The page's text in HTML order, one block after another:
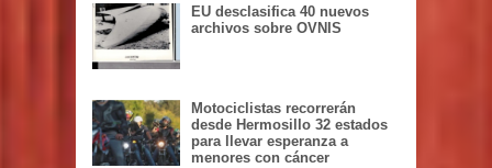
EU desclasifica 40 nuevos
archivos sobre OVNIS
Motociclistas recorrerán
desde Hermosillo 32 estados
para llevar esperanza a
menores con cáncer